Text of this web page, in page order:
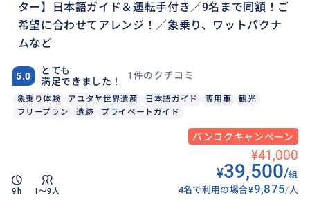
ター】日本語ガイド＆運転手付き／9名まで同額！ご
希望に合わせてアレンジ！／象乗り、ワットパクナ
ムなど
5.0
とても
満足できました！
1件のクチコミ
象乗り体験 アユタヤ世界遺産 日本語ガイド 専用車
観光
フリープラン
遺跡 プライベートガイド
バンコクキャンペーン
9h 1〜9人
¥41,000
¥39,500/組
4名で利用の場合¥9,875/人